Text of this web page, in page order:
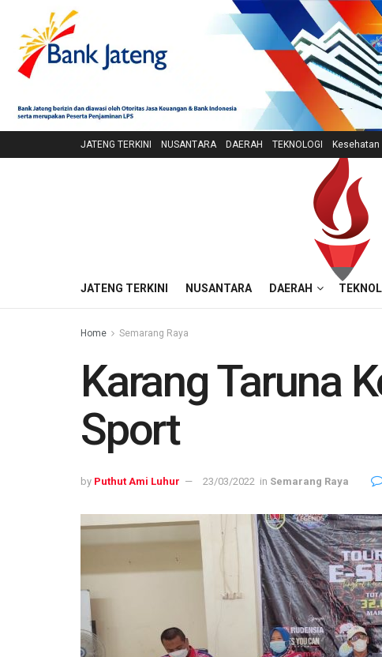
JATENG TERKINI NUSANTARA DAERAH TEKNOLOGI Kesehatan
JATENG TERKINI NUSANTARA DAERAH
Home Semarang Raya
Karang Taruna
Sport
by Puthut Ami Luhur 23/03/2022 in Semarang Raya